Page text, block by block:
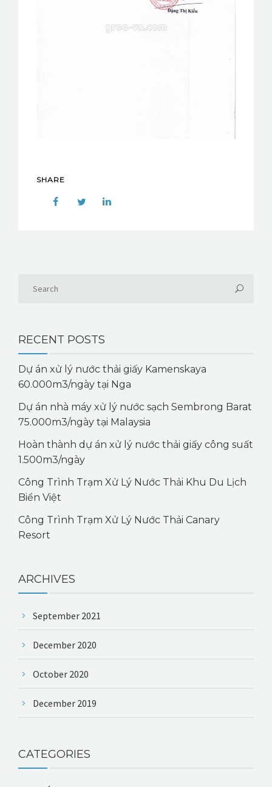
SHARE
RECENT POSTS
Dự án xử lý nước thải giấy Kamenskaya
60.000m3/ngày tại Nga
Dự án nhà máy xử lý nước sạch Sembrong Barat
75.000m3/ngày tại Malaysia
Hoàn thành dự án xử lý nước thải giấy công suất
1.500m3/ngày
Công Trình Trạm Xử Lý Nước Thải Khu Du Lịch
Biển Việt
Công Trình Trạm Xử Lý Nước Thải Canary
Resort
ARCHIVES
September 2021
December 2020
October 2020
December 2019
CATEGORIES